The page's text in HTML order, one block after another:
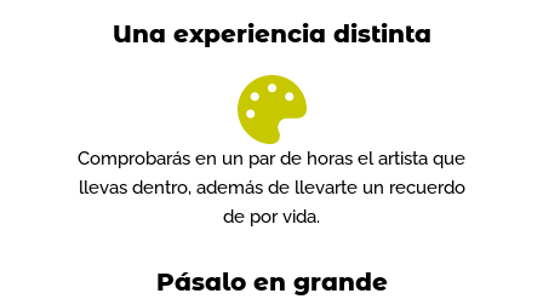
Una experiencia distinta
Comprobarás en un par de horas el artista que
llevas dentro, además de llevarte un recuerdo
de por vida.
Pásalo en grande